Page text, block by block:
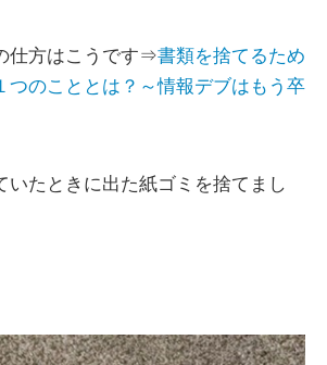
仕方はこうです⇒書類を捨てるため
つのこととは？～情報デブはもう卒
いたときに出た紙ゴミを捨てまし